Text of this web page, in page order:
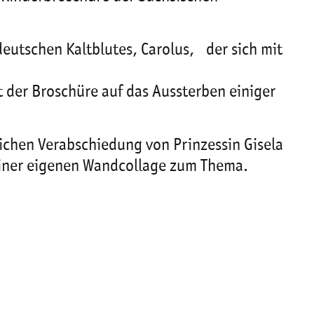
Kaltblutes, Carolus, der sich mit
Broschüre auf das Aussterben einiger
Verabschiedung von Prinzessin Gisela
eigenen Wandcollage zum Thema.